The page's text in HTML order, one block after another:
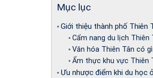
Mục lục
Giới thiệu thành phố
Cẩm nang du lịch Thiên
Văn hóa Thiên Tân có
Ẩm thực khu vực Thiên
Ưu nhược điểm khi du học